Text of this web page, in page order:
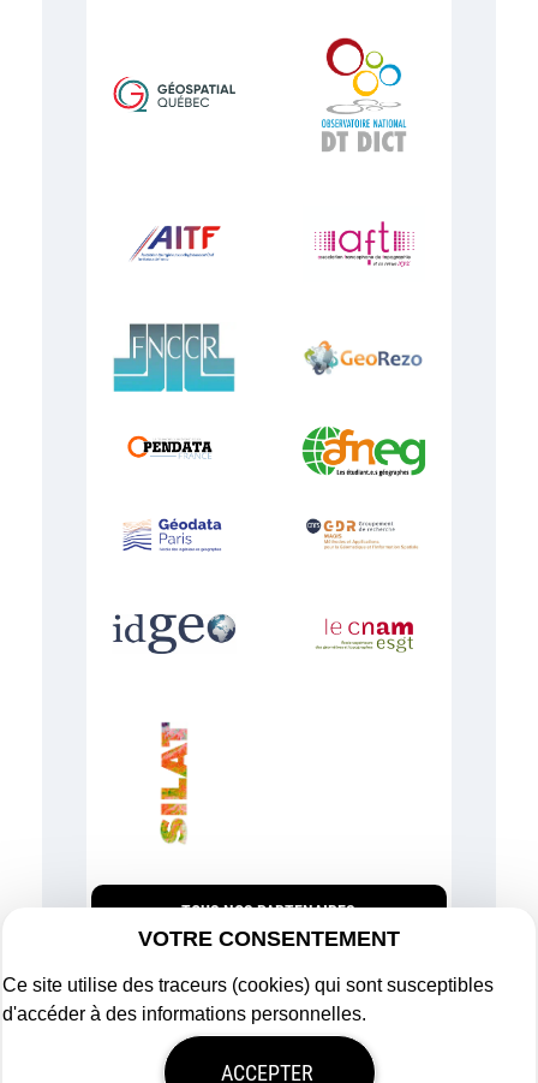
TOUS NOS PARTENAIRES
VOTRE CONSENTEMENT
Ce site utilise des traceurs (cookies) qui sont susceptibles
d'accéder à des informations personnelles.
ACCEPTER